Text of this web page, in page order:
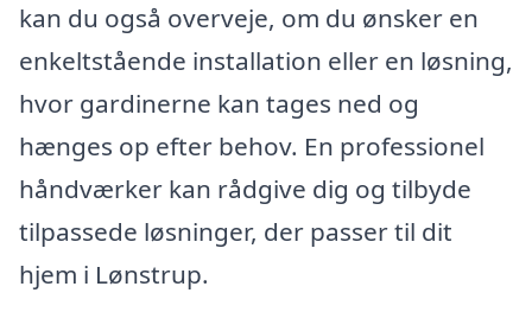
kan du også overveje, om du ønsker en
enkeltstående installation eller en løsning,
hvor gardinerne kan tages ned og
hænges op efter behov. En professionel
håndværker kan rådgive dig og tilbyde
tilpassede løsninger, der passer til dit
hjem i Lønstrup.